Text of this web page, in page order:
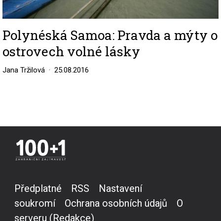
Polynéská Samoa: Pravda a mýty o
ostrovech volné lásky
Jana Tržilová 25.08.2016
Předplatné RSS
Nastavení
soukromí
Ochrana osobních údajů
O
serveru (Redakce)